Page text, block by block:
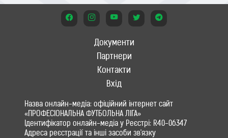
Документи
Партнери
Контакти
Вхід
Назва онлайн-медіа: офіційний інтернет сайт
«ПРОФЕСІОНАЛЬНА ФУТБОЛЬНА ЛІГА»
Ідентифікатор онлайн-медіа у Реєстрі: R40-06347
Адреса реєстрації та інші засоби зв'язку